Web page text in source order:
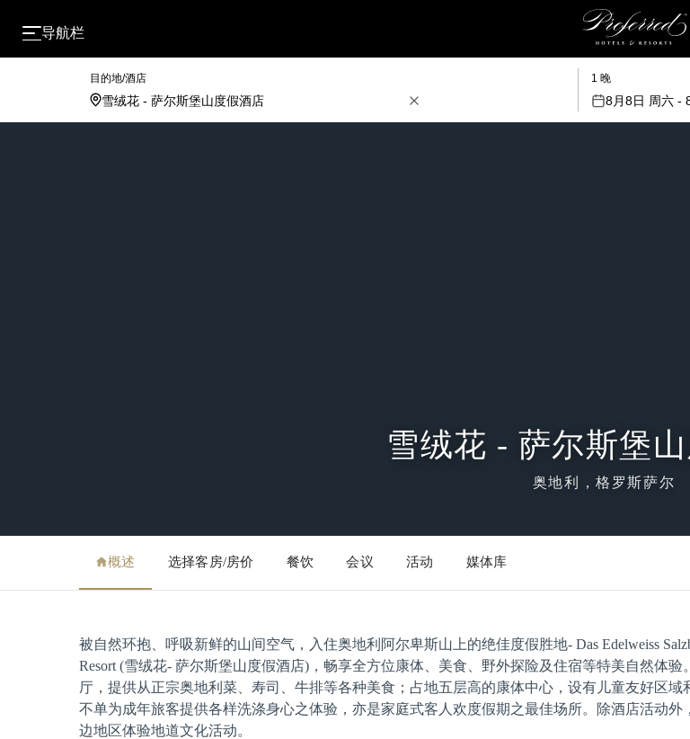
导航栏
目的地/酒店 1 晚
8月8日 周六 -
雪绒花 - 萨尔斯堡
奥地利，格罗斯萨尔
概述 选择客房/房价 餐饮 会议 活动 媒体库
被自然环抱、呼吸新鲜的山间空气，入住奥地利阿尔卑斯山上的绝佳度假胜地- Das Edelweiss
Resort (雪绒花- 萨尔斯堡山度假酒店)，畅享全方位康体、美食、野外探险及住宿等特美自然体验
厅，提供从正宗奥地利菜、寿司、牛排等各种美食；占地五层高的康体中心，设有儿童友好区域
不单为成年旅客提供各样洗涤身心之体验，亦是家庭式客人欢度假期之最佳场所。除酒店活动外
边地区体验地道文化活动。